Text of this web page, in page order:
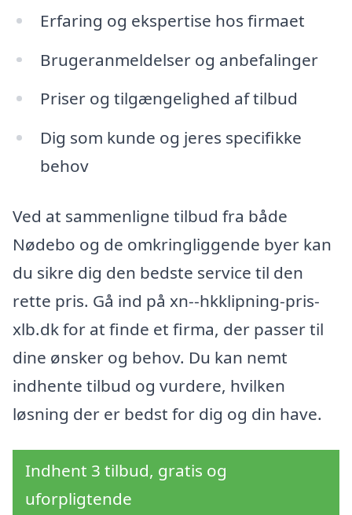
Erfaring og ekspertise hos firmaet
Brugeranmeldelser og anbefalinger
Priser og tilgængelighed af tilbud
Dig som kunde og jeres specifikke
behov
Ved at sammenligne tilbud fra både
Nødebo og de omkringliggende byer kan
du sikre dig den bedste service til den
rette pris. Gå ind på xn--hkklipning-pris-
xlb.dk for at finde et firma, der passer til
dine ønsker og behov. Du kan nemt
indhente tilbud og vurdere, hvilken
løsning der er bedst for dig og din have.
Indhent 3 tilbud, gratis og
uforpligtende